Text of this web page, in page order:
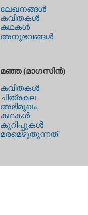
ലേഖനങ്ങള്‍
കവിതകള്‍
കഥകള്‍
അനുഭവങ്ങള്‍
മഞ്ഞ (മാഗസിന്‍)
കവിതകള്‍
ചിത്രകല
അഭിമുഖം
കഥകള്‍
കുറിപ്പുകള്‍
മരമെഴുതുന്നത്